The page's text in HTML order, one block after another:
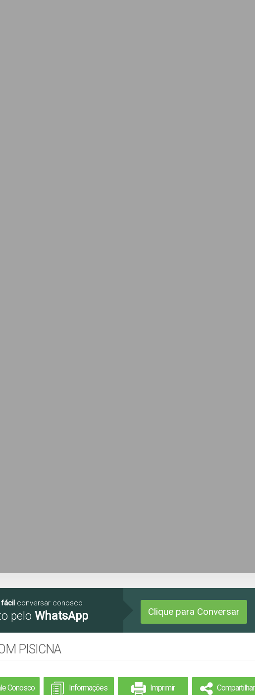
conversar conosco
pelo WhatsApp Clique para Conversar
PISICNA
Conosco Informações Imprimir Compartilhar